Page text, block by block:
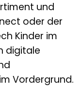
und
oder der
Kinder im
digitale
Vordergrund.